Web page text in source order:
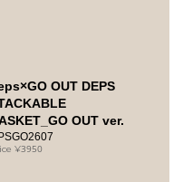
OUT DEPS
OUT ver.
3950